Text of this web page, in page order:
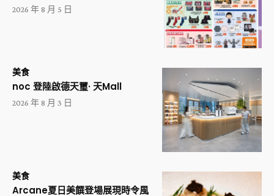
2026 年 8 月 5 日
美食
noc 登陸啟德天璽· 天Mall
2026 年 8 月 3 日
美食
Arcane夏日美饌登場展現時令風